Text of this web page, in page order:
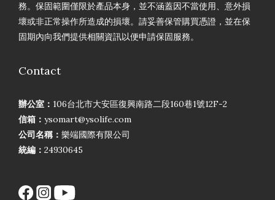
務。保固範圍僅限於產品本身，並不涵蓋因不當使用、意外損
壞或非正常操作所造成的損壞。請妥善保管購買憑證，並在保
固期內向我們提供相關資訊以便申請保固服務。
Contact
辦公室： 106台北市大安區復興南路二段160巷1號12F-2
信箱： ysomart@ysolife.com
公司名稱： 樂端國際有限公司
統編： 24930645